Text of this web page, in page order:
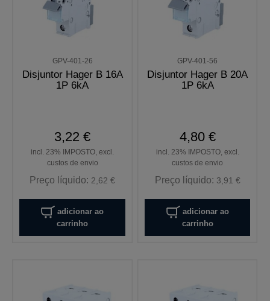
GPV-401-26
Disjuntor Hager B 16A
1P 6kA
3,22 €
incl. 23% IMPOSTO, excl.
custos de envio
Preço líquido: 2,62 €
adicionar ao
carrinho
GPV-401-56
Disjuntor Hager B 20A
1P 6kA
4,80 €
incl. 23% IMPOSTO, excl.
custos de envio
Preço líquido: 3,91 €
adicionar ao
carrinho